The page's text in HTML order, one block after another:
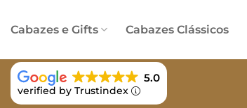
toCabazes e Gifts Cabazes Clássicos
5.0
verified by Trustindex